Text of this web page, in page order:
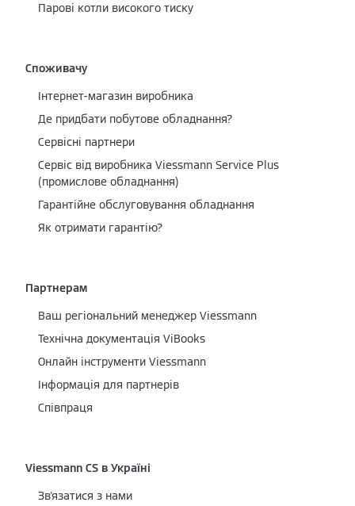
Парові котли високого тиску
Споживачу
Інтернет-магазин виробника
Де придбати побутове обладнання?
Сервісні партнери
Cервіс від виробника Viessmann Service Plus
(промислове обладнання)
Гарантійне обслуговування обладнання
Як отримати гарантію?
Партнерам
Ваш регіональний менеджер Viessmann
Технічна документація ViBooks
Онлайн інструменти Viessmann
Інформація для партнерів
Співпраця
Viessmann CS в Україні
Зв'язатися з нами